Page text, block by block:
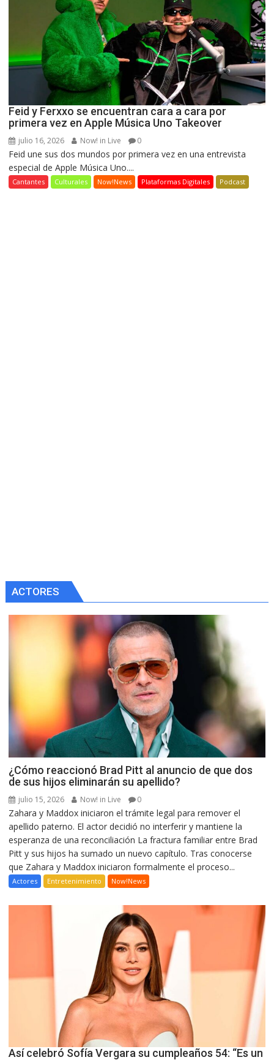
Feid y Ferxxo se encuentran cara a cara por
primera vez en Apple Música Uno Takeover
julio 16, 2026 Now! in Live 0
Feid une sus dos mundos por primera vez en una entrevista
especial de Apple Música Uno....
Cantantes Culturales Now!News Plataformas Digitales Podcast
ACTORES
¿Cómo reaccionó Brad Pitt al anuncio de que dos
de sus hijos eliminarán su apellido?
julio 15, 2026 Now! in Live 0
Zahara y Maddox iniciaron el trámite legal para remover el
apellido paterno. El actor decidió no interferir y mantiene la
esperanza de una reconciliación La fractura familiar entre Brad
Pitt y sus hijos ha sumado un nuevo capítulo. Tras conocerse
que Zahara y Maddox iniciaron formalmente el proceso...
Actores Entretenimiento Now!News
Así celebró Sofía Vergara su cumpleaños 54: “Es un